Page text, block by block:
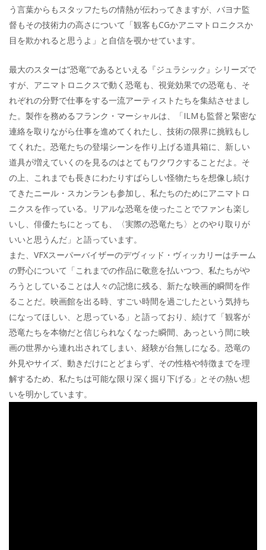
う言葉からもスタッフたちの情熱が伝わってきますが、バヨナ監
督もその技術力の高さについて「観客もCGかアニマトロニクスか
目を欺かれると思うよ」と自信を覗かせています。
最大のスターは“恐竜”であるといえる『ジュラシック』シリーズで
すが、アニマトロニクスで動く恐竜も、視覚効果での恐竜も、そ
れぞれの分野で仕事をする一流アーティストたちを集結させまし
た。製作を務めるフランク・マーシャルは、「ILMも監督と緊密な
連絡を取りながら仕事を進めてくれたし、技術の限界に挑戦もし
てくれた。恐竜たちの登場シーンを作り上げる道具箱に、新しい
道具が増えていくのを見るのはとてもワクワクすることだよ。そ
の上、これまでも長きにわたりすばらしい怪物たちを想像し続け
てきたニール・スカンランも参加し、私たちのためにアニマトロ
ニクスを作っている。リアルな恐竜を使ったことでファンも楽し
いし、俳優たちにとっても、〈実際の恐竜たち〉とのやり取りが
いいと思うんだ」と語っています。
また、VFXスーパーバイザーのデヴィッド・ヴィッカリーはチーム
の野心について「これまでの作品に敬意を払いつつ、私たちがや
ろうとしていることは人々の記憶に残る、新たな映画的瞬間を作
ることだ。映画館を出る時、すごい時間を過ごしたという気持ち
になってほしい、と思っている」と語っており、続けて「観客が
恐竜たちを本物だと信じられなくなった瞬間、あっという間に映
画の世界から連れ出されてしまい、経験が台無しになる。恐竜の
外見やサイズ、動きだけにとどまらず、その性格や特徴までを理
解するため、私たちは可能な限り深く掘り下げる」とその熱い想
いを明かしています。